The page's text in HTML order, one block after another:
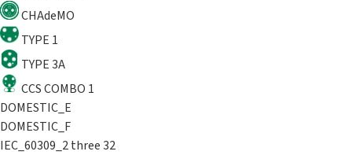
CHAdeMO
TYPE 1
TYPE 3A
CCS COMBO 1
DOMESTIC_E
DOMESTIC_F
IEC_60309_2 three 32